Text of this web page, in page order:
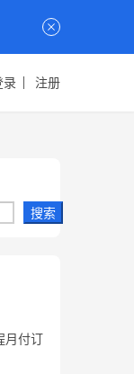
录 注册
搜索
月付订